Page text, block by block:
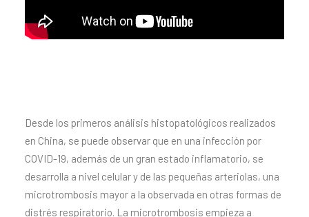
Desde los primeros análisis histopatológicos realizados
en China, se puede observar que en una infección por
COVID-19, además de un gran estado inflamatorio, se
desarrolla a nivel celular y de las pequeñas arteriolas, una
microtrombosis mayor a la observada en otras formas de
distrés respiratorio. La microtrombosis empieza a